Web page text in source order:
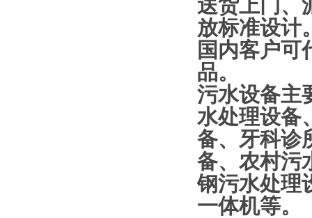
送货上门、
放标准设计
国内客户可
品。
污水设备主
水处理设备
备、牙科诊
备、农村污
钢污水处理
一体机等。